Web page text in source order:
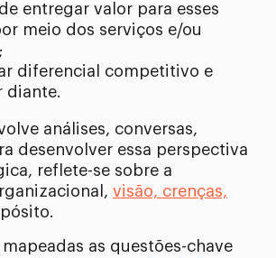
entregar valor para esses
meio dos serviços e/ou
diferencial competitivo e
diante.
análises, conversas,
desenvolver essa perspectiva
reflete-se sobre a
visão, crenças,
as questões-chave